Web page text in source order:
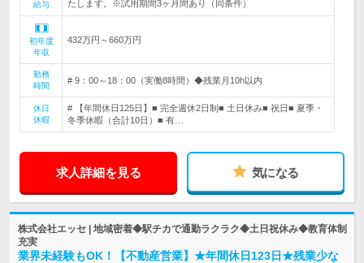
給与 たします。※試用期間3ヶ月間あり（同条件）
初年度
年収
432万円～660万円
勤務
時間
# 9：00～18：00（実働8時間）◆残業月10h以内
休日
休暇
# 【年間休日125日】■ 完全週休2日制■ 土日休み■ 祝日■ 夏季・
冬季休暇（合計10日）■ 有…
求人詳細を見る 気になる
株式会社エッセ | 地域密着◆駅チカで通勤ラクラク◆土日祝休み◆教育体制
充実
業界未経験もOK！【不動産営業】★年間休日123日★残業少な